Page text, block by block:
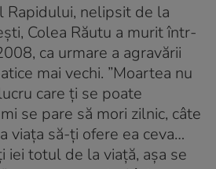
Rapidului, nelipsit de la
Colea Răutu a murit într-
ca urmare a agravării
mai vechi. ”Moartea nu
care ţi se poate
se pare să mori zilnic, câte
viaţa să-ţi ofere ea ceva…
iei totul de la viaţă, aşa se